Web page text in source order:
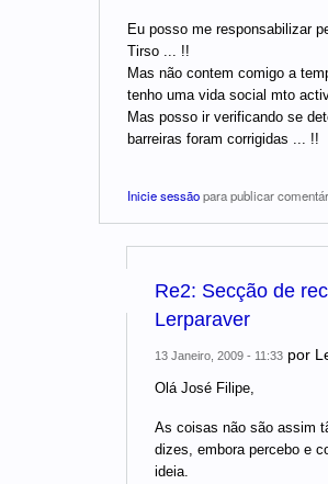
Eu posso me responsabilizar
Tirso ... !!
Mas não contem comigo a
tenho uma vida social mto
Mas posso ir verificando se
barreiras foram corrigidas ... !!
Inicie sessãopara publicar
Re2: Secção de
Lerparaver
13 Janeiro, 2009 - 11:33 por
Olá José Filipe,
As coisas não são assim
dizes, embora percebo e
ideia.